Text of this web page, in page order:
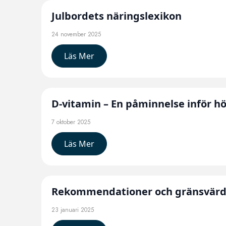
Julbordets näringslexikon
24 november 2025
Läs Mer
D-vitamin – En påminnelse inför
7 oktober 2025
Läs Mer
Rekommendationer och
23 januari 2025